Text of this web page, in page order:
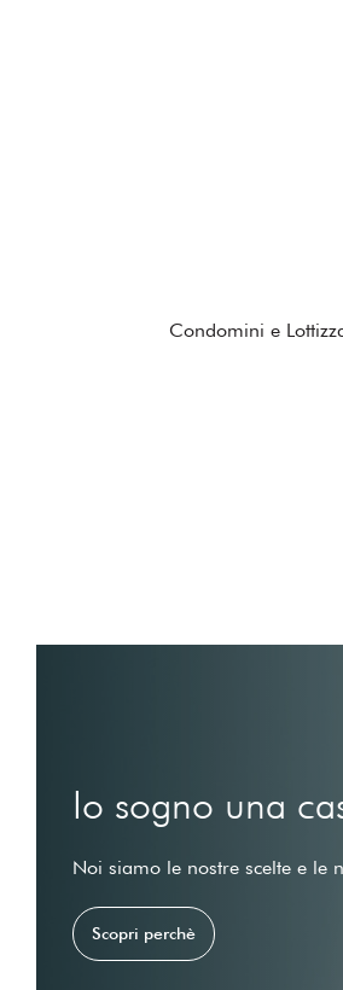
Condomini e
Io sogno una
Noi siamo le nostre scelte e le
Scopri perchè